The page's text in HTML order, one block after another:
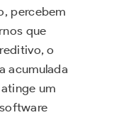
percebem
que
o
acumulada
um